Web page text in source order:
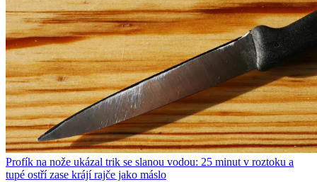
Profík na nože ukázal trik se slanou vodou: 25 minut v roztoku a
tupé ostří zase krájí rajče jako máslo